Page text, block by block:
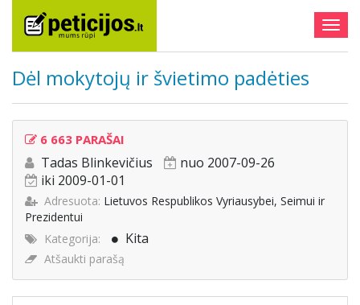
Dėl mokytojų ir švietimo padėties
6 663 PARAŠAI
Tadas Blinkevičius
nuo 2007-09-26
iki 2009-01-01
Adresuota: Lietuvos Respublikos Vyriausybei, Seimui ir
Prezidentui
Kategorija:
Kita
Atšaukti parašą